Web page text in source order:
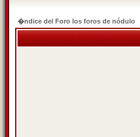
�ndice del Foro los foros de nódulo